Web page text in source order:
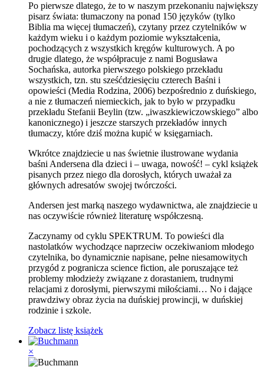
Po pierwsze dlatego, że to w naszym przekonaniu największy
pisarz świata: tłumaczony na ponad 150 języków (tylko
Biblia ma więcej tłumaczeń), czytany przez czytelników w
każdym wieku i o każdym poziomie wykształcenia,
pochodzących z wszystkich kręgów kulturowych. A po
drugie dlatego, że współpracuje z nami Bogusława
Sochańska, autorka pierwszego polskiego przekładu
wszystkich, tzn. stu sześćdziesięciu czterech Baśni i
opowieści (Media Rodzina, 2006) bezpośrednio z duńskiego,
a nie z tłumaczeń niemieckich, jak to było w przypadku
przekładu Stefanii Beylin (tzw. „iwaszkiewiczowskiego” albo
kanonicznego) i jeszcze starszych przekładów innych
tłumaczy, które dziś można kupić w księgarniach.
Wkrótce znajdziecie u nas świetnie ilustrowane wydania
baśni Andersena dla dzieci i – uwaga, nowość! – cykl książek
pisanych przez niego dla dorosłych, których uważał za
głównych adresatów swojej twórczości.
Andersen jest marką naszego wydawnictwa, ale znajdziecie u
nas oczywiście również literaturę współczesną.
Zaczynamy od cyklu SPEKTRUM. To powieści dla
nastolatków wychodzące naprzeciw oczekiwaniom młodego
czytelnika, bo dynamicznie napisane, pełne niesamowitych
przygód z pogranicza science fiction, ale poruszające też
problemy młodzieży związane z dorastaniem, trudnymi
relacjami z dorosłymi, pierwszymi miłościami… No i dające
prawdziwy obraz życia na duńskiej prowincji, w duńskiej
rodzinie i szkole.
Zobacz listę książek
×